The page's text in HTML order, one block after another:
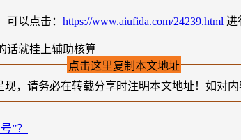
以点击： https://www.aiufida.com/24239.html 进
话就挂上辅助核算
点击这里复制本文地址
现，请务必在转载分享时注明本文地址！如对内
”？